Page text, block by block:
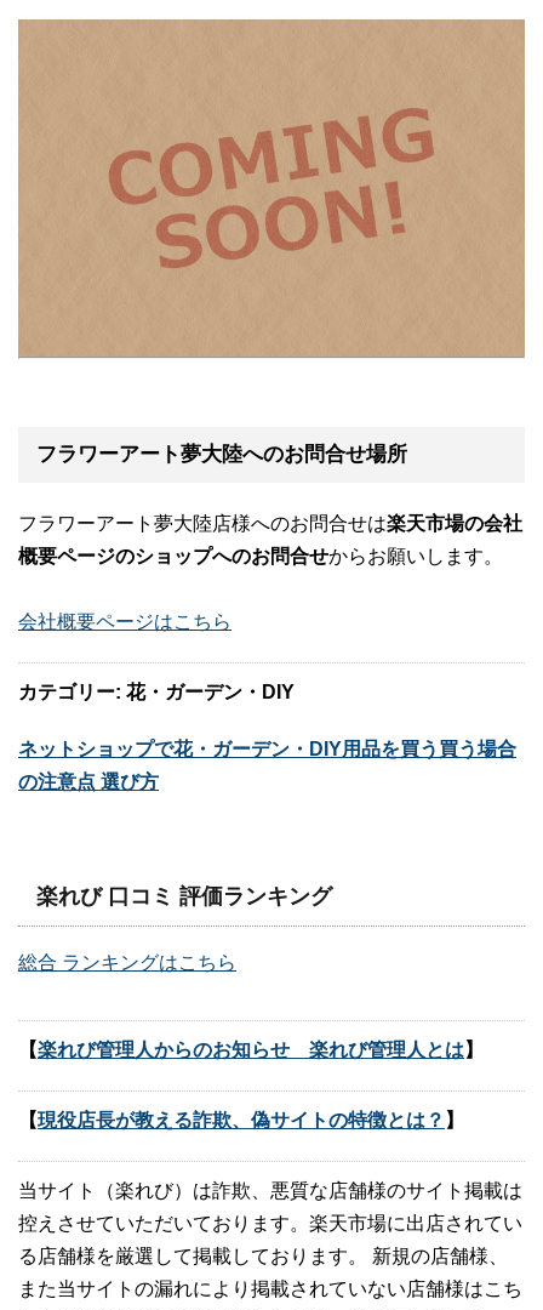
フラワーアート夢大陸へのお問合せ場所
フラワーアート夢大陸店様へのお問合せは楽天市場の会社
概要ページのショップへのお問合せからお願いします。
会社概要ページはこちら
カテゴリー: 花・ガーデン・DIY
ネットショップで花・ガーデン・DIY用品を買う買う場合
の注意点 選び方
楽れび 口コミ 評価ランキング
総合 ランキングはこちら
【楽れび管理人からのお知らせ 楽れび管理人とは 】
【現役店長が教える詐欺、偽サイトの特徴とは？ 】
当サイト（楽れび）は詐欺、悪質な店舗様のサイト掲載は
控えさせていただいております。楽天市場に出店されてい
る店舗様を厳選して掲載しております。 新規の店舗様、
また当サイトの漏れにより掲載されていない店舗様はこち